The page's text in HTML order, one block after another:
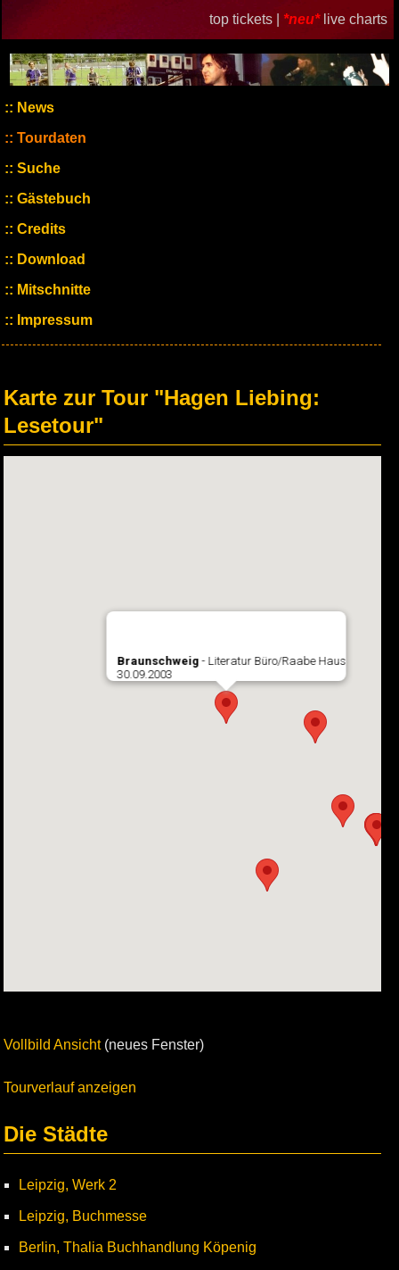
top tickets | *neu* live charts
News
Tourdaten
Suche
Gästebuch
Credits
Download
Mitschnitte
Impressum
Karte zur Tour "Hagen Liebing:
Lesetour"
Braunschweig - Literatur Büro/Raabe Haus
30.09.2003
Vollbild Ansicht(neues Fenster)
Tourverlauf anzeigen
Die Städte
Leipzig, Werk 2
Leipzig, Buchmesse
Berlin, Thalia Buchhandlung Köpenig